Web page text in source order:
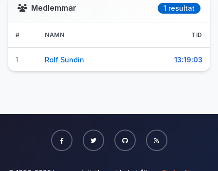
Medlemmar 1 resultat
# NAMN TID
1 Rolf Sundin 13:19:03